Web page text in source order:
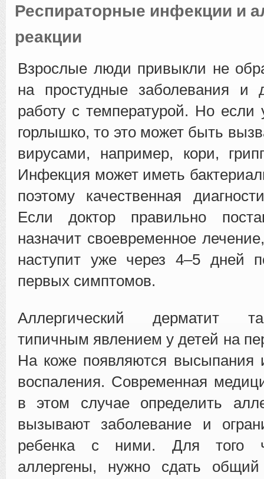
Респираторные инфекции и
реакции
Взрослые люди привыкли не
на простудные заболевания и
работу с температурой. Но если
горлышко, то это может быть
вирусами, например, кори,
Инфекция может иметь
поэтому качественная
Если доктор правильно
назначит своевременное
наступит уже через 4–5 дней
первых симптомов.
Аллергический дерматит
типичным явлением у детей на
На коже появляются высыпания
воспаления. Современная
в этом случае определить
вызывают заболевание и
ребенка с ними. Для того
аллергены, нужно сдать